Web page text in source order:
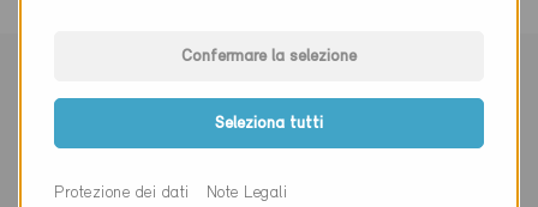
Iscriviti alla newsletter
Confermare la selezione
Seleziona tutti
Protezione dei dati Note Legali